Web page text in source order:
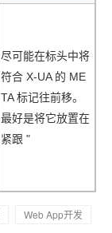
尽可能在标头中将
符合 X-UA 的 ME
TA 标记往前移。
最好是将它放置在
紧跟 "
Web App开发